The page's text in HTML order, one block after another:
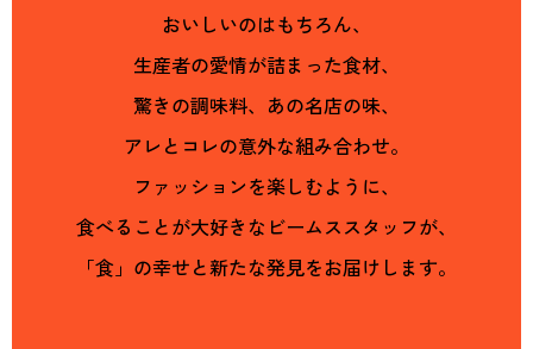
おいしいのはもちろん、
生産者の愛情が詰まった食材、
驚きの調味料、あの名店の味、
アレとコレの意外な組み合わせ。
ファッションを楽しむように、
食べることが大好きなビームススタッフが、
「食」の幸せと新たな発見をお届けします。